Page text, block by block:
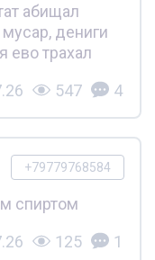
абищал
мусар, дениги
ево трахал
547 4
+79779768584
спиртом
125 1